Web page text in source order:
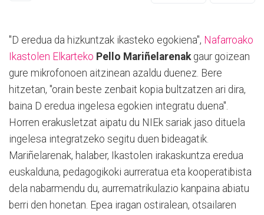
"D eredua da hizkuntzak ikasteko egokiena", Nafarroako
Ikastolen Elkarteko Pello Mariñelarenak gaur goizean
gure mikrofonoen aitzinean azaldu duenez. Bere
hitzetan, "orain beste zenbait kopia bultzatzen ari dira,
baina D eredua ingelesa egokien integratu duena".
Horren erakusletzat aipatu du NIEk sariak jaso dituela
ingelesa integratzeko segitu duen bideagatik.
Mariñelarenak, halaber, Ikastolen irakaskuntza eredua
euskalduna, pedagogikoki aurreratua eta kooperatibista
dela nabarmendu du, aurrematrikulazio kanpaina abiatu
berri den honetan. Epea iragan ostiralean, otsailaren